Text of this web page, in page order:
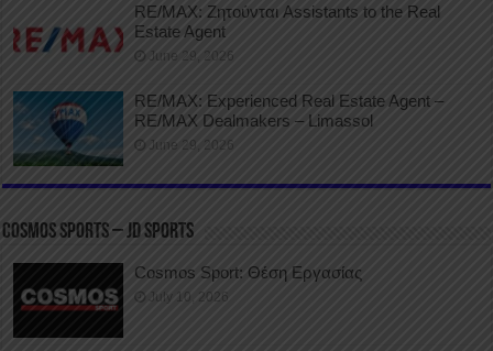
RE/MAX: Ζητούνται Assistants to the Real
Estate Agent
June 29, 2026
RE/MAX: Experienced Real Estate Agent –
RE/MAX Dealmakers – Limassol
June 29, 2026
COSMOS SPORTS – JD SPORTS
Cosmos Sport: Θέση Εργασίας
July 10, 2026